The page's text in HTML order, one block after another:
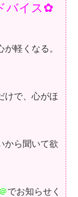
バイス✿
軽くなる。
けで、心がほ
から 聞いて欲
でお知らせく